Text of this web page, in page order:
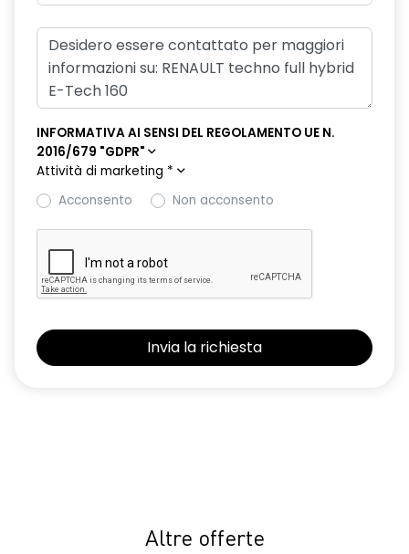
INFORMATIVA AI SENSI DEL REGOLAMENTO UE N.
2016/679 "GDPR"
Attività di marketing *
Acconsento
Non acconsento
Altre offerte